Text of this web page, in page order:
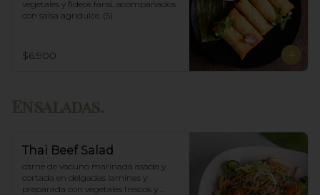
vegetales y fideos fansi, acompañados
con salsa agridulce. (5)
$6.900
Ensaladas.
Thai Beef Salad
carne de vacuno marinada asada y
cortada en delgadas laminas y
preparada con vegetales frescos y